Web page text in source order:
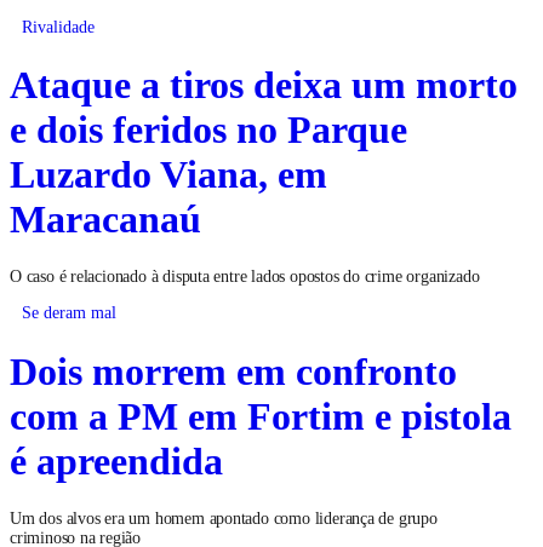
Rivalidade
Ataque a tiros deixa um morto
e dois feridos no Parque
Luzardo Viana, em
Maracanaú
O caso é relacionado à disputa entre lados opostos do crime organizado
Se deram mal
Dois morrem em confronto
com a PM em Fortim e pistola
é apreendida
Um dos alvos era um homem apontado como liderança de grupo
criminoso na região